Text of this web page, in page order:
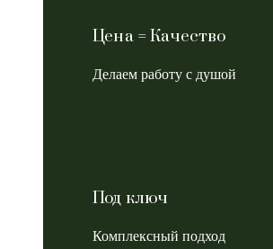
Цена = Качество
Делаем работу с душой
Под ключ
Комплексный подход